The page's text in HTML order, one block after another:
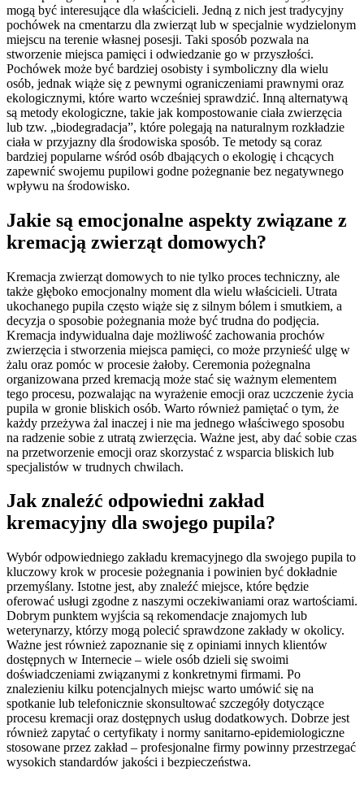
mogą być interesujące dla właścicieli. Jedną z nich jest tradycyjny
pochówek na cmentarzu dla zwierząt lub w specjalnie wydzielonym
miejscu na terenie własnej posesji. Taki sposób pozwala na
stworzenie miejsca pamięci i odwiedzanie go w przyszłości.
Pochówek może być bardziej osobisty i symboliczny dla wielu
osób, jednak wiąże się z pewnymi ograniczeniami prawnymi oraz
ekologicznymi, które warto wcześniej sprawdzić. Inną alternatywą
są metody ekologiczne, takie jak kompostowanie ciała zwierzęcia
lub tzw. „biodegradacja”, które polegają na naturalnym rozkładzie
ciała w przyjazny dla środowiska sposób. Te metody są coraz
bardziej popularne wśród osób dbających o ekologię i chcących
zapewnić swojemu pupilowi godne pożegnanie bez negatywnego
wpływu na środowisko.
Jakie są emocjonalne aspekty związane z
kremacją zwierząt domowych?
Kremacja zwierząt domowych to nie tylko proces techniczny, ale
także głęboko emocjonalny moment dla wielu właścicieli. Utrata
ukochanego pupila często wiąże się z silnym bólem i smutkiem, a
decyzja o sposobie pożegnania może być trudna do podjęcia.
Kremacja indywidualna daje możliwość zachowania prochów
zwierzęcia i stworzenia miejsca pamięci, co może przynieść ulgę w
żalu oraz pomóc w procesie żałoby. Ceremonia pożegnalna
organizowana przed kremacją może stać się ważnym elementem
tego procesu, pozwalając na wyrażenie emocji oraz uczczenie życia
pupila w gronie bliskich osób. Warto również pamiętać o tym, że
każdy przeżywa żal inaczej i nie ma jednego właściwego sposobu
na radzenie sobie z utratą zwierzęcia. Ważne jest, aby dać sobie czas
na przetworzenie emocji oraz skorzystać z wsparcia bliskich lub
specjalistów w trudnych chwilach.
Jak znaleźć odpowiedni zakład
kremacyjny dla swojego pupila?
Wybór odpowiedniego zakładu kremacyjnego dla swojego pupila to
kluczowy krok w procesie pożegnania i powinien być dokładnie
przemyślany. Istotne jest, aby znaleźć miejsce, które będzie
oferować usługi zgodne z naszymi oczekiwaniami oraz wartościami.
Dobrym punktem wyjścia są rekomendacje znajomych lub
weterynarzy, którzy mogą polecić sprawdzone zakłady w okolicy.
Ważne jest również zapoznanie się z opiniami innych klientów
dostępnych w Internecie – wiele osób dzieli się swoimi
doświadczeniami związanymi z konkretnymi firmami. Po
znalezieniu kilku potencjalnych miejsc warto umówić się na
spotkanie lub telefonicznie skonsultować szczegóły dotyczące
procesu kremacji oraz dostępnych usług dodatkowych. Dobrze jest
również zapytać o certyfikaty i normy sanitarno-epidemiologiczne
stosowane przez zakład – profesjonalne firmy powinny przestrzegać
wysokich standardów jakości i bezpieczeństwa.